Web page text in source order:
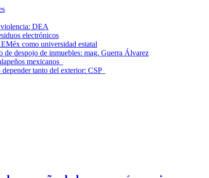
violencia: DEA
electrónicos
como universidad estatal
despojo de inmuebles: mag. Guerra Álvarez
mexicanos
tanto del exterior: CSP